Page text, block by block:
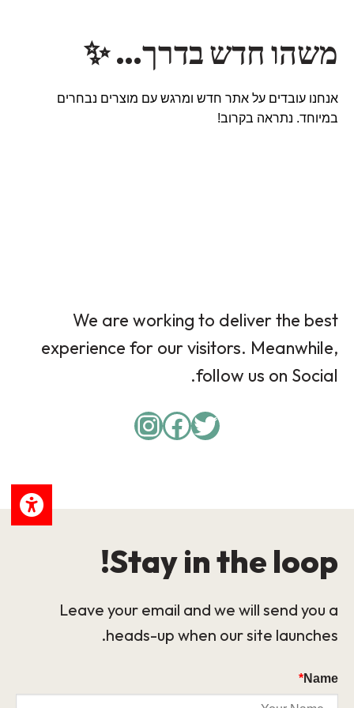
משהו חדש בדרך… ✨
אנחנו עובדים על אתר חדש ומרגש עם מוצרים נבחרים
במיוחד. נתראה בקרוב!
We are working to deliver the best
experience for our visitors. Meanwhile,
follow us on Social.
Twitter
Facebook
Instagram
Stay in the loop!
Leave your email and we will send you a
heads-up when our site launches.
Name
*